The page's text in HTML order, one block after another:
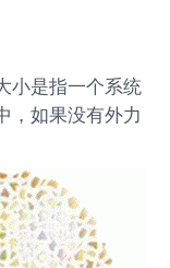
小是指一个系统
，如果没有外力